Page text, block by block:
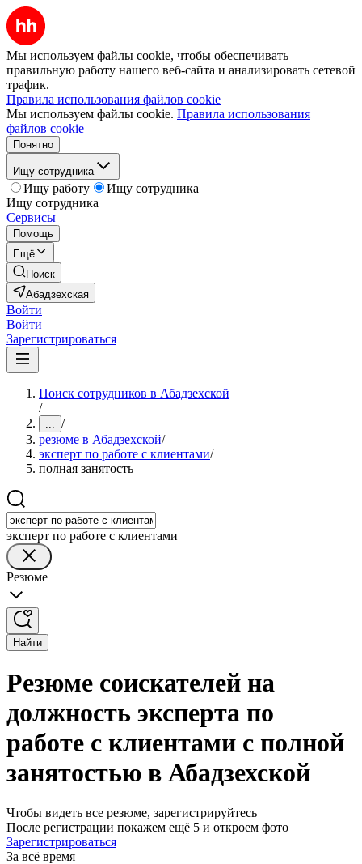
Мы используем файлы cookie, чтобы обеспечивать
правильную работу нашего веб-сайта и анализировать сетевой
трафик.
Правила использования файлов cookie
Мы используем файлы cookie. Правила использования
файлов cookie
Понятно
Ищу сотрудника
Ищу работу
Ищу сотрудника
Ищу сотрудника
Сервисы
Помощь
Ещё
Поиск
Абадзехская
Войти
Войти
Зарегистрироваться
Поиск сотрудников в Абадзехской
/
... /
резюме в Абадзехской/
эксперт по работе с клиентами/
полная занятость
эксперт по работе с клиентами
Резюме
Найти
Резюме соискателей на
должность эксперта по
работе с клиентами с полной
занятостью в Абадзехской
Чтобы видеть все резюме, зарегистрируйтесь
После регистрации покажем ещё 5 и откроем фото
Зарегистрироваться
За всё время